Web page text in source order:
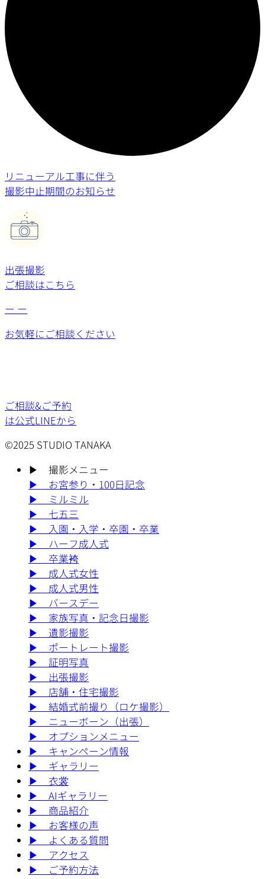
リニューアル工事に伴う
撮影中止期間のお知らせ
出張撮影
ご相談はこちら
ー ー
お気軽にご相談ください
ご相談&ご予約
は公式LINEから
©2025 STUDIO TANAKA
▶︎
撮影メニュー
▶︎
お宮参り・100日記念
▶︎
ミルミル
▶︎
七五三
▶︎
入園・入学・卒園・卒業
▶︎
ハーフ成人式
▶︎
卒業袴
▶︎
成人式女性
▶︎
成人式男性
▶︎
バースデー
▶︎
家族写真・記念日撮影
▶︎
遺影撮影
▶︎
ポートレート撮影
▶︎
証明写真
▶︎
出張撮影
▶︎
店舗・住宅撮影
▶︎
結婚式前撮り（ロケ撮影）
▶︎
ニューボーン（出張）
▶︎
オプションメニュー
▶︎
キャンペーン情報
▶︎
ギャラリー
▶︎
衣裳
▶︎
AIギャラリー
▶︎
商品紹介
▶︎
お客様の声
▶︎
よくある質問
▶︎
アクセス
▶︎
ご予約方法